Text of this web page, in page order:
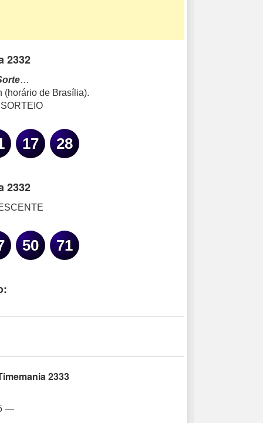
2332
…
de Brasília).
17 28
2332
50 71
2333
—